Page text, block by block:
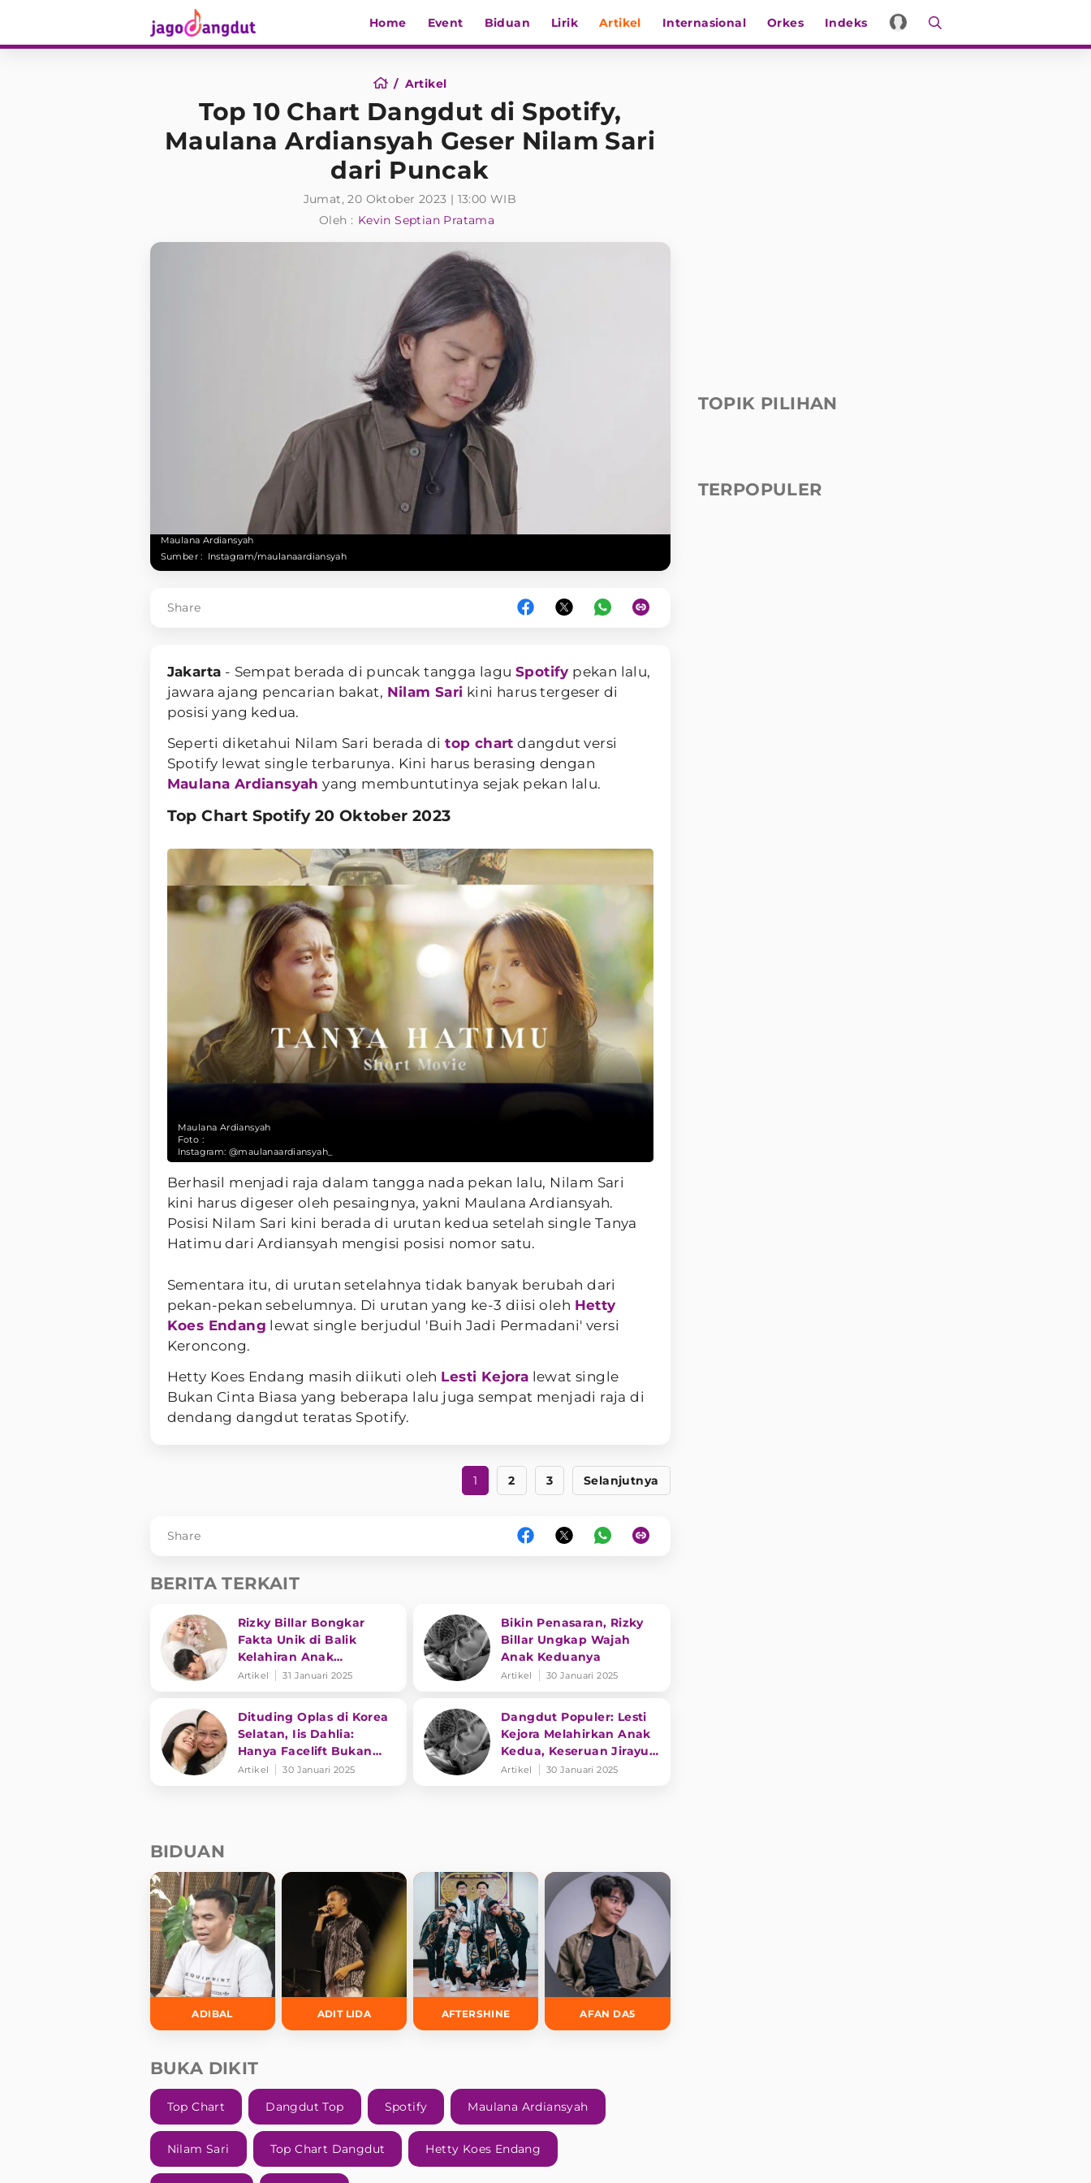
Home Event Biduan Lirik Artikel Internasional Orkes Indeks
Artikel
Top 10 Chart Dangdut di Spotify,
Maulana Ardiansyah Geser Nilam Sari
dari Puncak
Jumat, 20 Oktober 2023 | 13:00 WIB
Oleh : Kevin Septian Pratama
Maulana Ardiansyah
Sumber : Instagram/maulanaardiansyah
Share
Jakarta - Sempat berada di puncak tangga lagu Spotify pekan lalu,
jawara ajang pencarian bakat, Nilam Sari kini harus tergeser di
posisi yang kedua.
Seperti diketahui Nilam Sari berada ditop chart dangdut versi
Spotify lewat single terbarunya. Kini harus berasing dengan
Maulana Ardiansyah yang membuntutinya sejak pekan lalu.
Top Chart Spotify 20 Oktober 2023
Maulana Ardiansyah
Foto :
Instagram: @maulanaardiansyah_
Berhasil menjadi raja dalam tangga nada pekan lalu, Nilam Sari
kini harus digeser oleh pesaingnya, yakni Maulana Ardiansyah.
Posisi Nilam Sari kini berada di urutan kedua setelah single Tanya
Hatimu dari Ardiansyah mengisi posisi nomor satu.
Sementara itu, di urutan setelahnya tidak banyak berubah dari
pekan-pekan sebelumnya. Di urutan yang ke-3 diisi oleh Hetty
Koes Endang lewat single berjudul 'Buih Jadi Permadani' versi
Keroncong.
Hetty Koes Endang masih diikuti oleh Lesti Kejora lewat single
Bukan Cinta Biasa yang beberapa lalu juga sempat menjadi raja di
dendang dangdut teratas Spotify.
1 2 3 Selanjutnya
Share
BERITA TERKAIT
Rizky Billar Bongkar
Fakta Unik di Balik
Kelahiran Anak
Keduanya
Artikel 31 Januari 2025
Bikin Penasaran, Rizky
Billar Ungkap Wajah
Anak Keduanya
Artikel 30 Januari 2025
Dituding Oplas di Korea
Selatan, Iis Dahlia:
Hanya Facelift Bukan
Ubah Wajah
Artikel 30 Januari 2025
Dangdut Populer: Lesti
Kejora Melahirkan Anak
Kedua, Keseruan Jirayut
dan Soimah
Artikel 30 Januari 2025
BIDUAN
ADIBAL ADIT LIDA AFTERSHINE AFAN DA5
BUKA DIKIT
Top Chart Dangdut Top Spotify Maulana Ardiansyah
Nilam Sari Top Chart Dangdut Hetty Koes Endang
TOPIK PILIHAN
TERPOPULER